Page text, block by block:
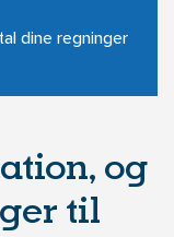
dine regninger
og
til